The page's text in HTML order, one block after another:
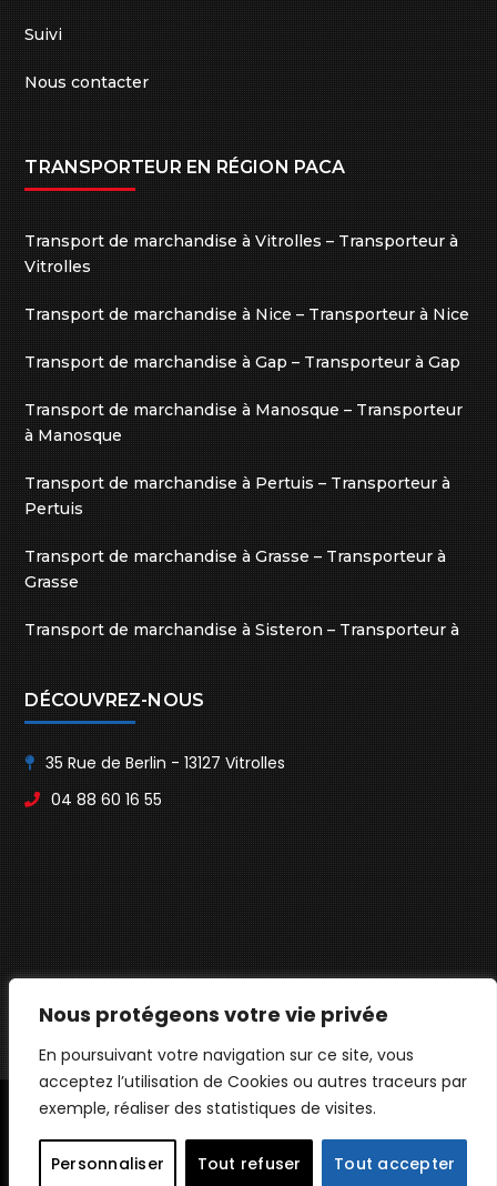
Nous protégeons votre vie privée
En poursuivant votre navigation sur ce site, vous
acceptez l’utilisation de Cookies ou autres traceurs par
exemple, réaliser des statistiques de visites.
Personnaliser Tout refuser Tout accepter
Suivi
Nous contacter
TRANSPORTEUR EN RÉGION PACA
Transport de marchandise à Vitrolles – Transporteur à
Vitrolles
Transport de marchandise à Nice – Transporteur à Nice
Transport de marchandise à Gap – Transporteur à Gap
Transport de marchandise à Manosque – Transporteur
à Manosque
Transport de marchandise à Pertuis – Transporteur à
Pertuis
Transport de marchandise à Grasse – Transporteur à
Grasse
Transport de marchandise à Sisteron – Transporteur à
Sisteron
DÉCOUVREZ-NOUS
35 Rue de Berlin - 13127 Vitrolles
04 88 60 16 55
© ANH SOLUTIONS - TOUS DROITS RÉSERVÉS
PLAN DU SITE
MENTIONS LÉGALES